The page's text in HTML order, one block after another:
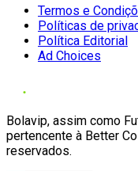
Termos e
Políticas de
Política Editorial
Ad Choices
Bolavip, assim como
pertencente à Better
reservados.